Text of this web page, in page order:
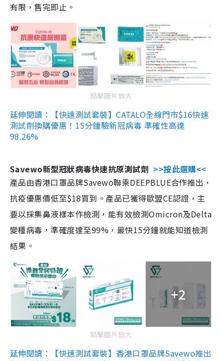
有限，售完即止。
點擊圖片放大
延伸閱讀：【快速測試套裝】CATALO全線門市$16快速
測試劑換購優惠！15分鐘驗新冠病毒 準確性高達
98.26%
Savewo新型冠狀病毒快速抗原測試劑 >>按此選購<<
產品由香港口罩品牌Savewo聯乘DEEPBLUE合作推出，
抗疫優惠價低至$18買到。產品已獲得歐盟CE認證，主
要以採集鼻液樣本作檢測，能有效檢測Omicron及Delta
變種病毒，準確度達至99%，最快15分鐘就能知道檢測
結果。
+2
點擊圖片放大
延伸閱讀：【快速測試套裝】香港口罩品牌Savewo推出